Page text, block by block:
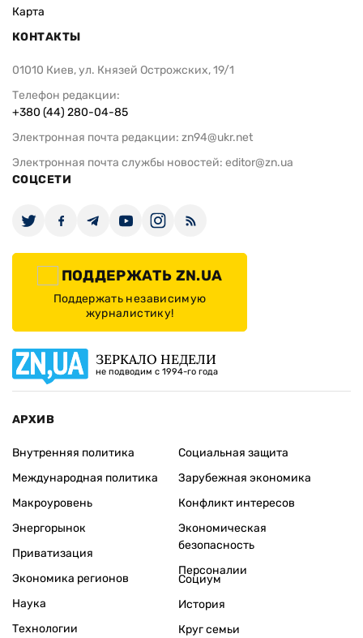
Карта
КОНТАКТЫ
01010 Киев, ул. Князей Острожских, 19/1
Телефон редакции:
+380 (44) 280-04-85
Электронная почта редакции: zn94@ukr.net
Электронная почта службы новостей: editor@zn.ua
СОЦСЕТИ
ПОДДЕРЖАТЬ ZN.UA
Поддержать независимую
журналистику!
ЗЕРКАЛО НЕДЕЛИ
не подводим с 1994-го года
АРХИВ
Внутренняя политика
Международная политика
Макроуровень
Энергорынок
Приватизация
Экономика регионов
Социальная защита
Зарубежная экономика
Конфликт интересов
Экономическая
безопасность
Персоналии
Наука
Технологии
Социум
История
Круг семьи